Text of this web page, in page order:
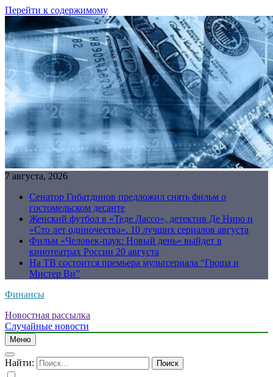
Перейти к содержимому
7 августа, 2026
Сенатор Гибатдинов предложил снять фильм о
гостомельском десанте
Женский футбол в «Теде Лассо», детектив Де Ниро и
«Сто лет одиночества». 10 лучших сериалов августа
Фильм «Человек-паук: Новый день» выйдет в
кинотеатрах России 20 августа
На ТВ состоится премьера мультсериала “Гроша и
Мистер Ви”
Финансы
Новостная рассылка
Случайные новости
Меню
Найти: